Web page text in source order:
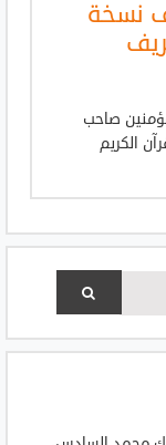
توزع 26 ألف نسخة
صاحب
الكريم